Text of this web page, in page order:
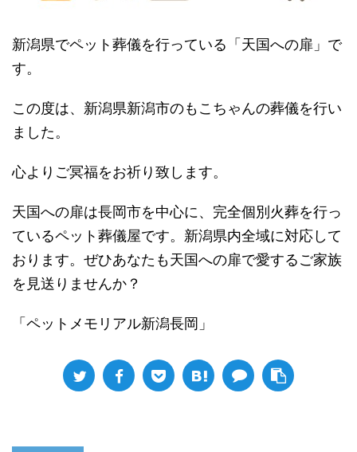
新潟県でペット葬儀を行っている「天国への扉」で
す。
この度は、新潟県新潟市のもこちゃんの葬儀を行い
ました。
心よりご冥福をお祈り致します。
天国への扉は長岡市を中心に、完全個別火葬を行っ
ているペット葬儀屋です。新潟県内全域に対応して
おります。ぜひあなたも天国への扉で愛するご家族
を見送りませんか？
「ペットメモリアル新潟長岡」